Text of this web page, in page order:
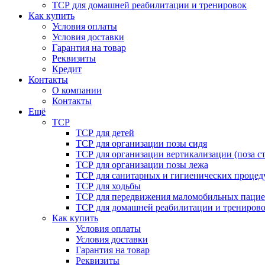
ТСР для домашней реабилитации и тренировок
Как купить
Условия оплаты
Условия доставки
Гарантия на товар
Реквизиты
Кредит
Контакты
О компании
Контакты
Ещё
ТСР
ТСР для детей
ТСР для организации позы сидя
ТСР для организации вертикализации (поза
ТСР для организации позы лежа
ТСР для санитарных и гигиенических
ТСР для ходьбы
ТСР для передвижения маломобильных
ТСР для домашней реабилитации и
Как купить
Условия оплаты
Условия доставки
Гарантия на товар
Реквизиты